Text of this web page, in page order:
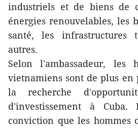
industriels et de biens de
énergies renouvelables, les
santé, les infrastructures
autres.
Selon l'ambassadeur, les
vietnamiens sont de plus en
la recherche
d'investissement à
conviction que les hommes